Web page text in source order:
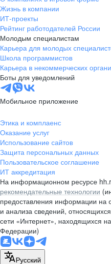
Жизнь в компании
ИТ-проекты
Рейтинг работодателей России
Молодым специалистам
Карьера для молодых
Школа программистов
Карьера в некоммерческих
Боты для уведомлений
Мобильное приложение
Этика и комплаенс
Оказание услуг
Использование сайтов
Защита персональных данных
Пользовательское соглашение
ИТ аккредитация
На информационном ресурсе
рекомендательные технологии
предоставления информации на
и анализа сведений,
сети «Интернет», находящихся
Федерации)
Русский